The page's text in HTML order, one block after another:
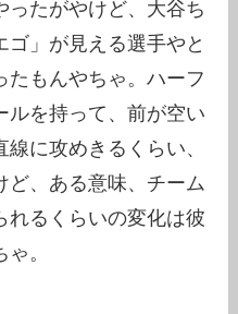
ったがやけど、大谷ち
ゴ」が見える選手やと
たもんやちゃ。ハーフ
ルを持って、前が空い
に攻めきるくらい、
ど、ある意味、チーム
れるくらいの変化は彼
。